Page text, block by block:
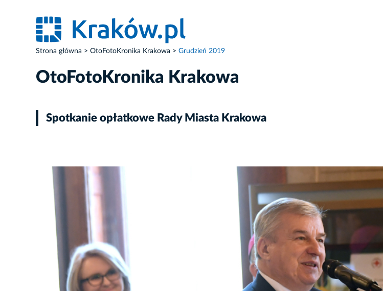
Strona główna OtoFotoKronika Krakowa Grudzień 2019
OtoFotoKronika Krakowa
Spotkanie opłatkowe Rady Miasta Krakowa